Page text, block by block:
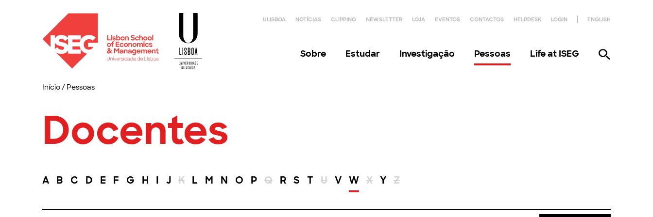
ULISBOA NOTÍCIAS CLIPPING NEWSLETTER LOJA EVENTOS CONTACTOS HELPDESK LOGIN ENGLISH
Sobre Estudar Investigação Pessoas Life at ISEG
Início/ Pessoas
Docentes
A B C D E F G H I J K L M N O P Q R S T U V W X Y Z